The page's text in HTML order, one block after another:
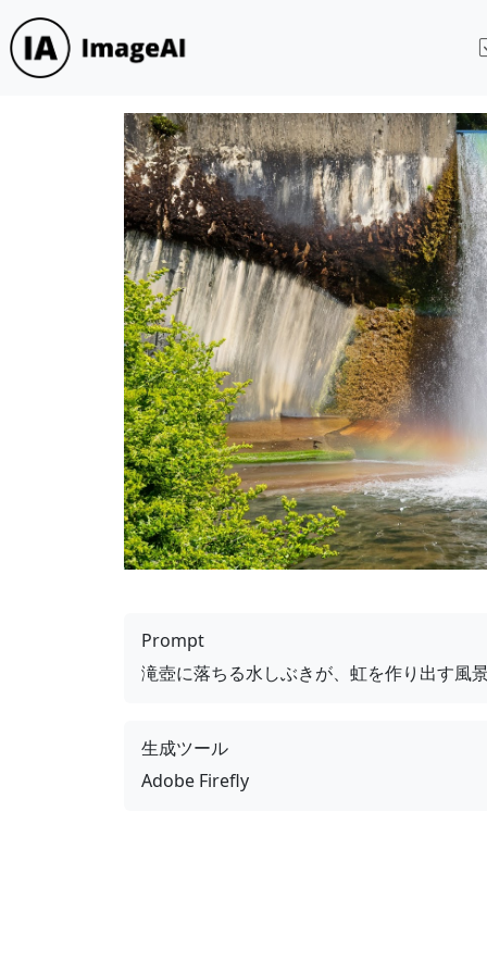
Prompt
滝壺に落ちる水しぶきが、虹を作り出す風
生成ツール
Adobe Firefly